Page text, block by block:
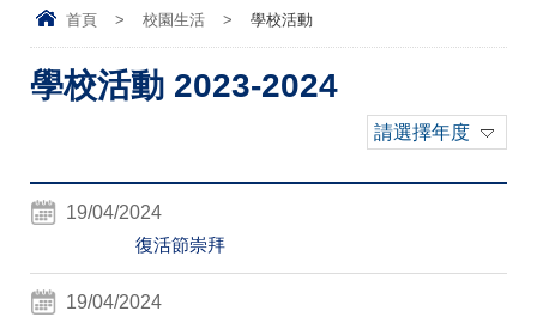
首頁 > 校園生活 > 學校活動
學校活動 2023-2024
請選擇年度
19/04/2024
復活節崇拜
19/04/2024